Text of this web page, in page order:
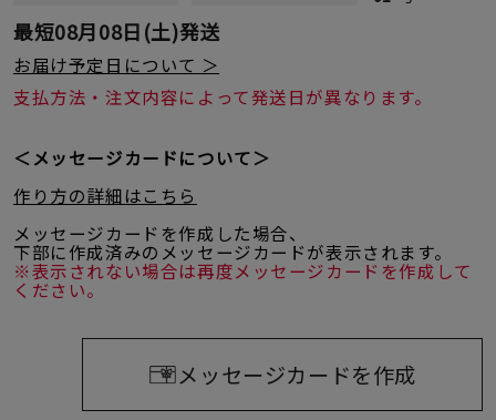
在庫 在庫ありのみ
最短08月08日(土)発送
お届け予定日について ＞
支払方法・注文内容によって発送日が異なります。
＜メッセージカードについて＞
作り方の詳細はこちら
メッセージカードを作成した場合、
下部に作成済みのメッセージカードが表示されます。
※表示されない場合は再度メッセージカードを作成して
ください。
メッセージカードを作成